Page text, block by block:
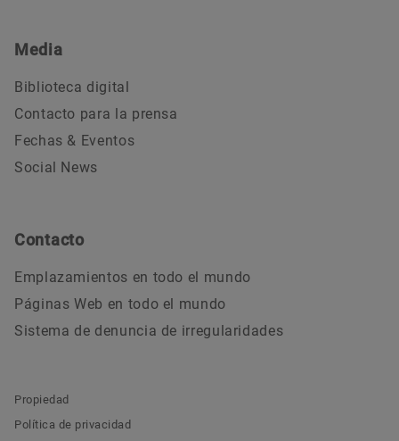
Media
Biblioteca digital
Contacto para la prensa
Fechas & Eventos
Social News
Contacto
Emplazamientos en todo el mundo
Páginas Web en todo el mundo
Sistema de denuncia de irregularidades
Propiedad
Política de privacidad